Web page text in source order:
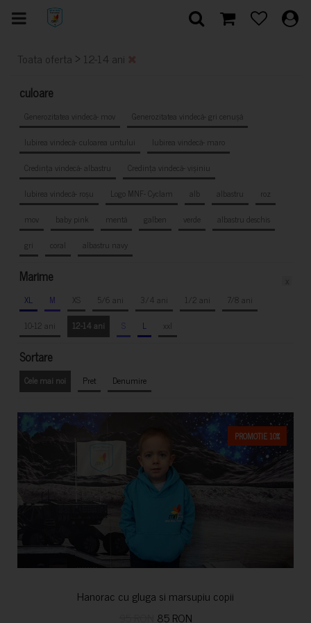
Toata oferta > 12-14 ani
culoare
Generozitatea vindecă- mov
Generozitatea vindecă- gri cenușă
Iubirea vindecă- culoarea untului
Iubirea vindecă- maro
Credința vindecă- albastru
Credința vindecă- vișiniu
Iubirea vindecă- roșu
Logo MNF- Cyclam alb albastru
roz
mov
baby pink mentă galben verde
albastru deschis
gri
coral albastru navy
Marime
XL M XS 5/6 ani 3/4 ani 1/2 ani
7/8 ani
10-12 ani
12-14 ani S L xxl
Sortare
Cele mai noi Pret Denumire
PROMOTIE 10%
Hanorac cu gluga si marsupiu copii
85 RON